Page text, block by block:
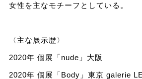
女性を主なモチーフとしている。
〈主な展示歴〉
2020年 個展「nude」大阪
2020年 個展「Body」東京 galerie